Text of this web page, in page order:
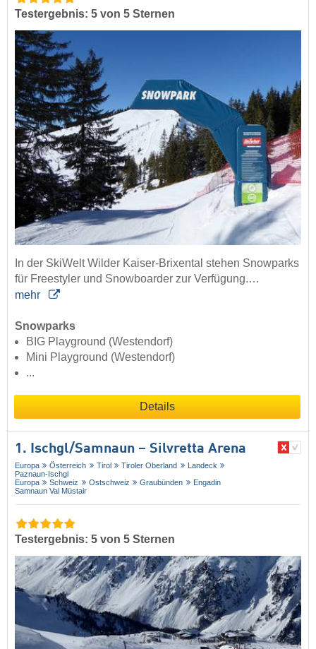
Testergebnis: 5 von 5 Sternen
In der SkiWelt Wilder Kaiser-Brixental stehen Snowparks
für Freestyler und Snowboarder zur Verfügung.…
mehr
Snowparks
BIG Playground (Westendorf)
Mini Playground (Westendorf)
...
Details
1. Ischgl/​Samnaun – Silvretta Arena
Europa Österreich Tirol Tiroler Oberland
Landeck
Paznaun-Ischgl
Europa
Schweiz Ostschweiz Graubünden
Engadin
Samnaun Val Müstair
Testergebnis: 5 von 5 Sternen